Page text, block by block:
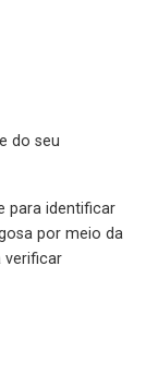
do seu
para identificar
por meio da
verificar